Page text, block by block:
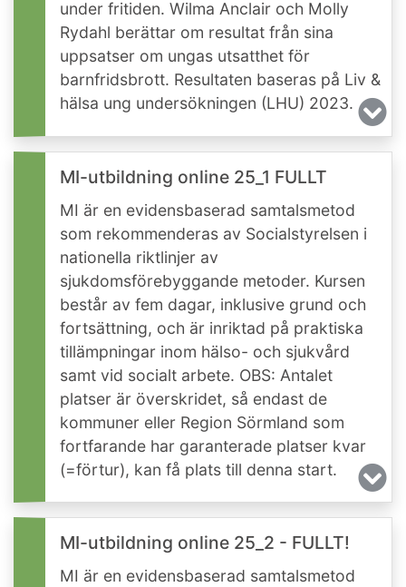
under fritiden. Wilma Anclair och Molly
Rydahl berättar om resultat från sina
uppsatser om ungas utsatthet för
barnfridsbrott. Resultaten baseras på Liv &
hälsa ung undersökningen (LHU) 2023.
MI-utbildning online 25_1 FULLT
MI är en evidensbaserad samtalsmetod
som rekommenderas av Socialstyrelsen i
nationella riktlinjer av
sjukdomsförebyggande metoder. Kursen
består av fem dagar, inklusive grund och
fortsättning, och är inriktad på praktiska
tillämpningar inom hälso- och sjukvård
samt vid socialt arbete. OBS: Antalet
platser är överskridet, så endast de
kommuner eller Region Sörmland som
fortfarande har garanterade platser kvar
(=förtur), kan få plats till denna start.
MI-utbildning online 25_2 - FULLT!
MI är en evidensbaserad samtalsmetod